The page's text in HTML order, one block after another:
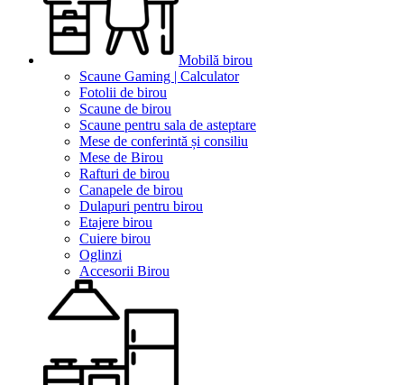
Mobilă birou
Scaune Gaming | Calculator
Fotolii de birou
Scaune de birou
Scaune pentru sala de asteptare
Mese de conferintă și consiliu
Mese de Birou
Rafturi de birou
Canapele de birou
Dulapuri pentru birou
Etajere birou
Cuiere birou
Oglinzi
Accesorii Birou